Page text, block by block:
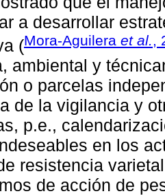
a desarrollar
(Mora-Aguilera et al.,
ambiental y
o parcelas
de la vigilancia y
p.e.,
en los
resistencia
de acción de